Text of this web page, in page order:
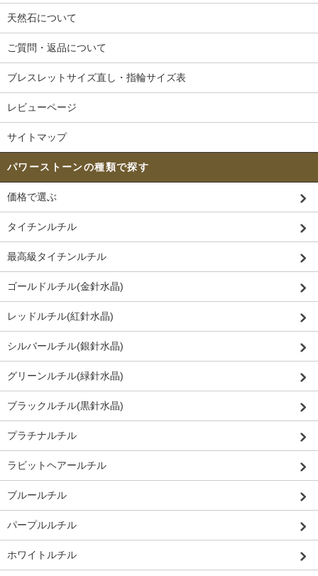
天然石について
ご質問・返品について
ブレスレットサイズ直し・指輪サイズ表
レビューページ
サイトマップ
パワーストーンの種類で探す
価格で選ぶ
タイチンルチル
最高級タイチンルチル
ゴールドルチル(金針水晶)
レッドルチル(紅針水晶)
シルバールチル(銀針水晶)
グリーンルチル(緑針水晶)
ブラックルチル(黒針水晶)
プラチナルチル
ラビットヘアールチル
ブルールチル
パープルルチル
ホワイトルチル